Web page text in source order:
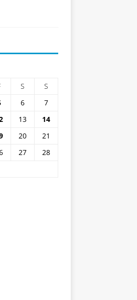
S
S
6
7
13
14
20
21
27
28